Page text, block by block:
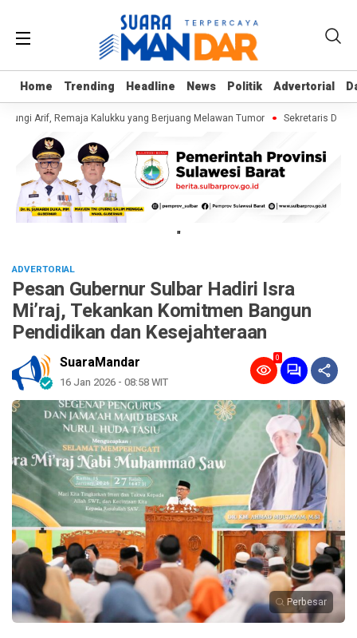
Home Trending Headline News Politik Advertorial
Home Trending Headline News Politik Advertorial
Arif, Remaja Kalukku yang Berjuang Melawan Tumor Sekretaris Dinas
"
ADVERTORIAL
Pesan Gubernur Sulbar Hadiri Isra
Mi’raj, Tekankan Komitmen Bangun
Pendidikan dan Kesejahteraan
SuaraMandar
16 Jan 2026 - 08:58 WIT
0
Perbesar